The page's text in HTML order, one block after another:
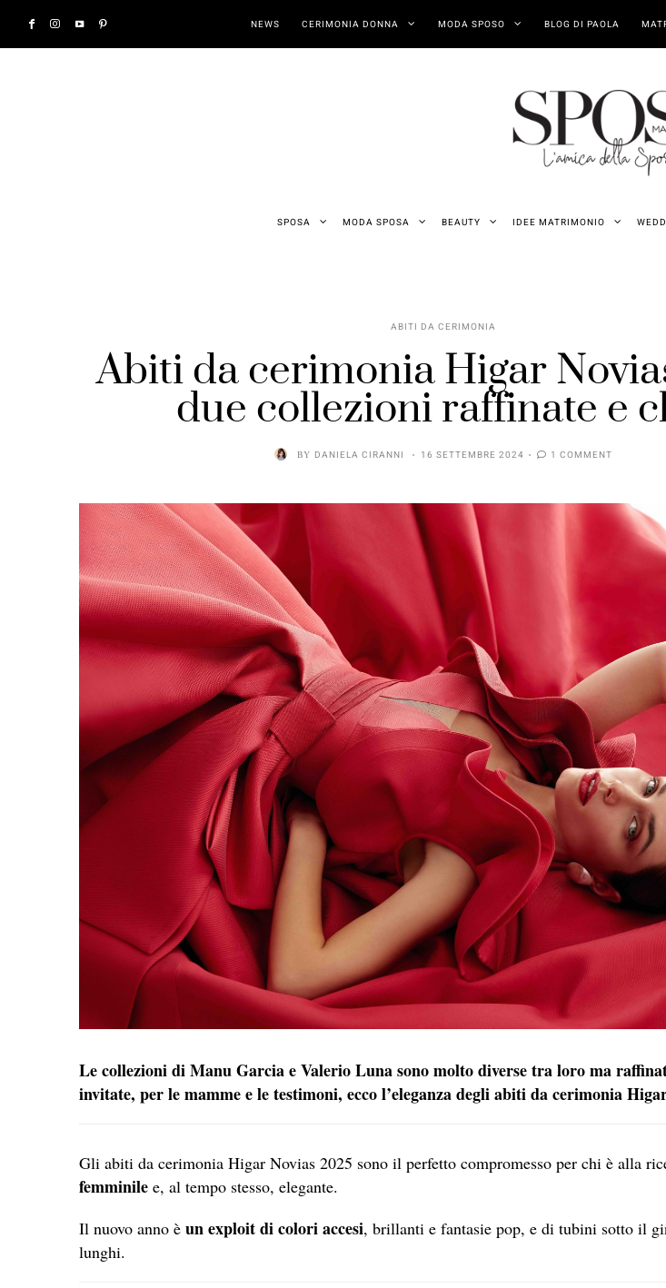
NEWS CERIMONIA DONNA MODA SPOSO BLOG DI PAOLA
SPOSA MODA SPOSA BEAUTY IDEE MATRIMONIO
ABITI DA CERIMONIA
Abiti da cerimonia Higar
due collezioni raffinate e
BY DANIELA CIRANNI 16 SETTEMBRE 2024 1 COMMENT
Le collezioni di Manu Garcia e Valerio Luna sono molto diverse tra loro ma
invitate, per le mamme e le testimoni, ecco l’eleganza degli abiti da cerimonia
Gli abiti da cerimonia Higar Novias 2025 sono il perfetto compromesso per chi è alla
femminile e, al tempo stesso, elegante.
Il nuovo anno è un exploit di colori accesi, brillanti e fantasie pop, e di tubini sotto il
lunghi.